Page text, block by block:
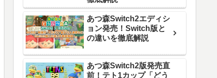
あつ森Switch2エディシ
ョン発売！Switch版と
の違いを徹底解説
あつ森Switch2版発売直
前！テト1カップ「どう